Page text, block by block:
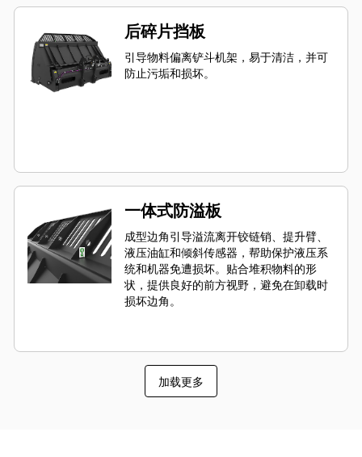
后碎片挡板
引导物料偏离铲斗机架，易于清洁，并可
防止污垢和损坏。
一体式防溢板
成型边角引导溢流离开铰链销、提升臂、
液压油缸和倾斜传感器，帮助保护液压系
统和机器免遭损坏。贴合堆积物料的形
状，提供良好的前方视野，避免在卸载时
损坏边角。
加载更多